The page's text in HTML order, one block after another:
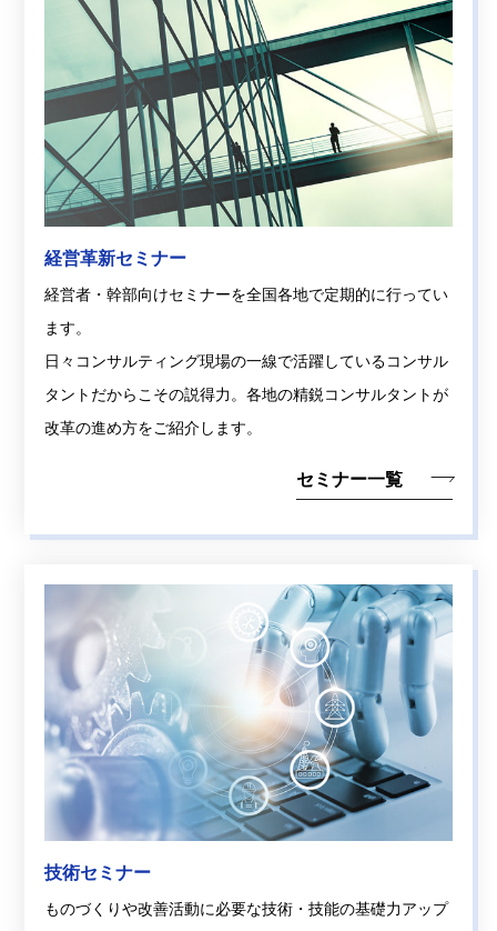
経営革新セミナー
経営者・幹部向けセミナーを全国各地で定期的に行ってい
ます。
日々コンサルティング現場の一線で活躍しているコンサル
タントだからこその説得力。各地の精鋭コンサルタントが
改革の進め方をご紹介します。
セミナー一覧
技術セミナー
ものづくりや改善活動に必要な技術・技能の基礎力アップ